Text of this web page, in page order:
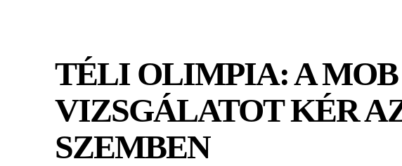
TÉLI OLIMPIA: A
VIZSGÁLATOT KÉR
SZEMBEN